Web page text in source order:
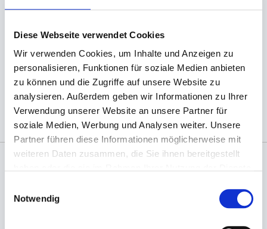
Diese Webseite verwendet Cookies
Wir verwenden Cookies, um Inhalte und Anzeigen zu
personalisieren, Funktionen für soziale Medien anbieten
zu können und die Zugriffe auf unsere Website zu
analysieren. Außerdem geben wir Informationen zu Ihrer
Verwendung unserer Website an unsere Partner für
soziale Medien, Werbung und Analysen weiter. Unsere
Partner führen diese Informationen möglicherweise mit
weiteren Daten zusammen, die Sie ihnen bereitgestellt
Notwendig
(Abb. ähnlich, ggf. ohne Dekoration; die Farben
können auf dem Bildschirm anders erscheinen als
das Produkt selber)
packpack.de GmbH, Am
Bullhamm 24-26, D-26441 Jever, info@packpack.de